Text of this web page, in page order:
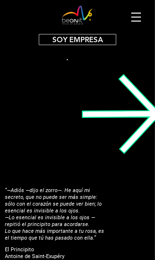
SOY EMPRESA
“—Adiós —dijo el zorro—. He aquí mi
secreto, que no puede ser más simple:
sólo con el corazón se puede ver bien; lo
esencial es invisible a los ojos.
—Lo esencial es invisible a los ojos —
repitió el principito para acordarse.
Lo que hace más importante a tu rosa, es
el tiempo que tú has pasado con ella.”
El Principito
Antoine de Saint-Exupéry